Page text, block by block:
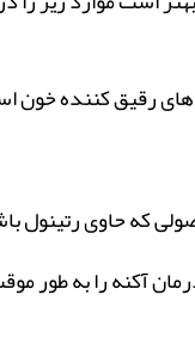
آکنه را به طور